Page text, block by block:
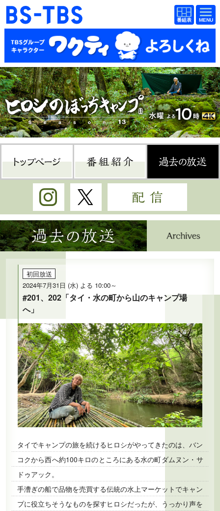
BS-TBS
番組
表
BS-TBS
番組
表
ドラマ 映画
紀行 報道
教養 スポーツ
音楽 エンタメ
アニメ ファンクラブ
検索
視聴方法 4K放送
イベント ショッピング
公式SNS プレゼント
ご意見・ご感想 会社情報
Instagram Twitter
過去の放送
初回放送
2024年7月31日 (水) よる 10:00～
#201、202「タイ・水の町から山のキャンプ場
へ」
タイでキャンプの旅を続けるヒロシがやってきたのは、バン
コクから西へ約100キロのところにある水の町ダムヌン・サ
ドゥアック。
手漕ぎの船で品物を売買する伝統の水上マーケットでキャン
プに役立ちそうなものを探すヒロシだったが、うっかり声を